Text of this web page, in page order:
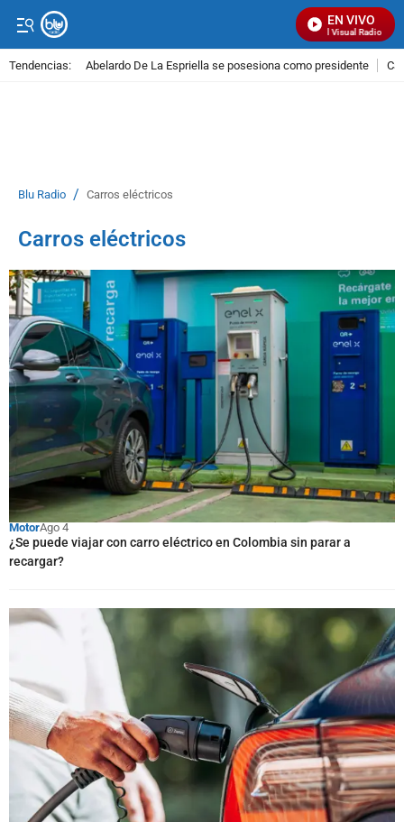
EN VIVO
Señal Visual Radio
Tendencias: Abelardo De La Espriella se posesiona como presidente
Blu Radio / Carros eléctricos
Carros eléctricos
MotorAgo 4
¿Se puede viajar con carro eléctrico en Colombia sin parar a
recargar?